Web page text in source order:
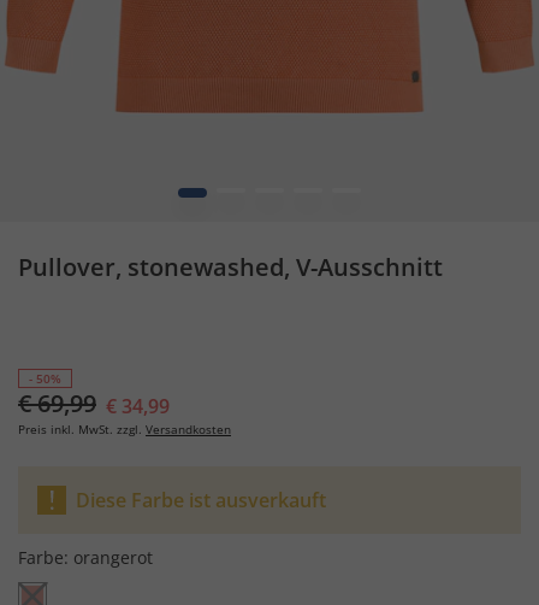
1
Pullover, stonewashed, V-Ausschnitt
- 50%
€ 69,99 € 34,99
Preis inkl. MwSt. zzgl. Versandkosten
Diese Farbe ist ausverkauft
Farbe: orangerot